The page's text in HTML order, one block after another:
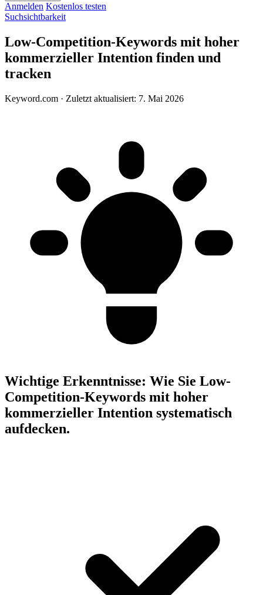
Anmelden Kostenlos testen
Suchsichtbarkeit
Low-Competition-Keywords mit hoher
kommerzieller Intention finden und
tracken
Keyword.com · Zuletzt aktualisiert: 7. Mai 2026
Wichtige Erkenntnisse: Wie Sie Low-
Competition-Keywords mit hoher
kommerzieller Intention systematisch
aufdecken.